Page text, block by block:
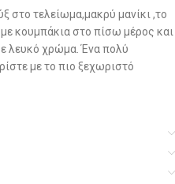
στο τελείωμα,μακρύ μανίκι ,το
κουμπάκια στο πίσω μέρος και
λευκό χρώμα. Ένα πολύ
με το πιο ξεχωριστό